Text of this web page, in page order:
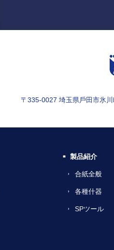
〒335-0027 埼⽟県⼾⽥市氷
製品紹介
合紙全般
各種什器
SPツール